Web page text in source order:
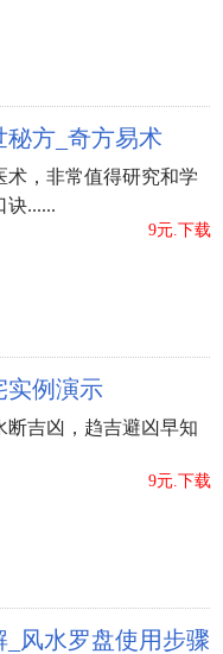
秘方_奇方易术
术，非常值得研究和学
诀......
9元.下载
实例演示
断吉凶，趋吉避凶早知
9元.下载
_风水罗盘使用步骤